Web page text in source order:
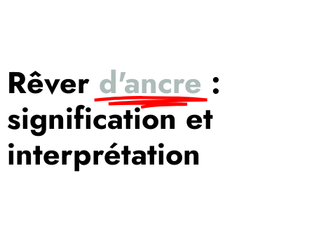
Rêver d'ancre :
signification et
interprétation